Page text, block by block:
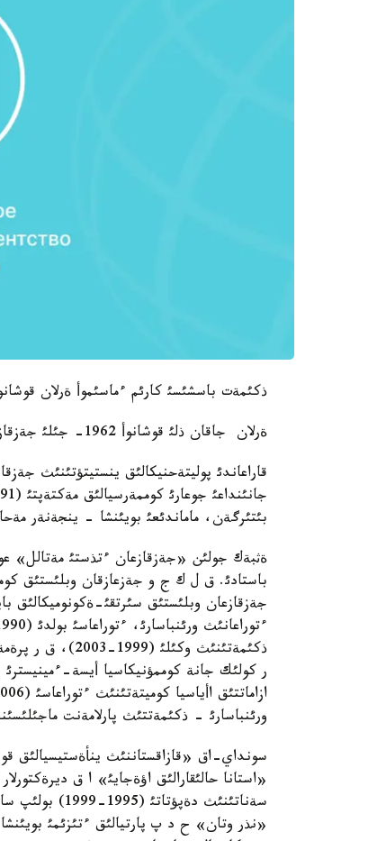
ذكئمةت باسشئسئ كارئم ءماسئموأ ةرلان
ةرلان جاقان ذلئ قوشانوأ 1962- جئلئ جةزقازعان وبلئسئنداعئ شةت اؤدانئنئث اقسؤ-ايؤلئ اؤئلئندا تؤعان.
بئتئرگةن، ماماندئعئ بويئنشا - ينجةنةر
جةزقازعان وبلئستئق سئرتقئ-ةكونوميكالئق
ورئنباسارئ - ذكئمةتتئث پارلامةنت ماجئلئسئندةگئ وكئلئ (2007
سةناتئنئث